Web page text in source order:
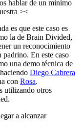
hablar de un mínimo
><
es que este caso es
la de Brain Divided,
un reconocimiento
En este caso
una demo técnica de
Diego Cabrera
con Rosa.
utilizando otros
a alcanzar